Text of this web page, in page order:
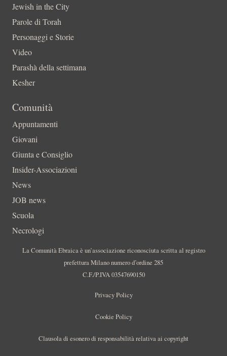
Jewish in the City
Parole di Torah
Personaggi e Storie
Video
Parashà della settimana
Kesher
Comunità
Appuntamenti
Giovani
Giunta e Consiglio
Insider-Associazioni
News
JOB news
Scuola
Necrologi
La Comunità Ebraica è un’associazione riconosciuta scritta al registro
prefettura Milano numero d’ordine 285
C.F./P.IVA 03547690150
Privacy Policy
Cookie Policy
Clausola di esonero di responsabilità relativa ai copyright